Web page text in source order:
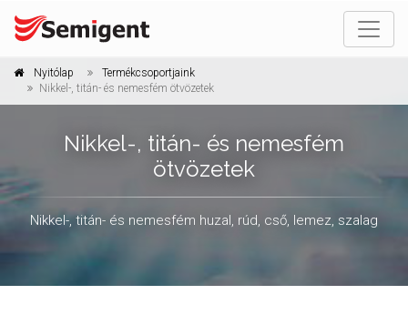
Nyitólap
Termékcsoportjaink
Nikkel-, titán- és nemesfém ötvözetek
Nikkel-, titán- és nemesfém
ötvözetek
Nikkel-, titán- és nemesfém huzal, rúd, cső, lemez, szalag